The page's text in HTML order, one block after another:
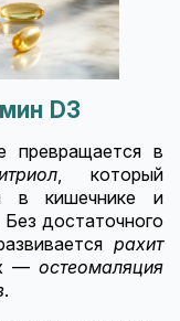
D3
превращается в
, который
в кишечнике и
достаточного
рахит
— остеомаляция
.